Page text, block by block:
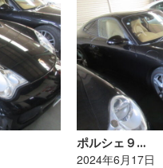
ポルシェ９…
2024年6月17日